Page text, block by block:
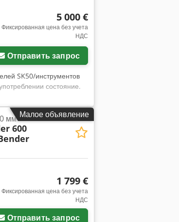
5 000 €
Фиксированная цена без учета
НДС
Отправить запрос
SK50/инструментов
состояние.
Малое объявление
мм
600
1 799 €
Фиксированная цена без учета
НДС
Отправить запрос